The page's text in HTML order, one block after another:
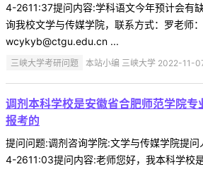
4-2611:37提问内容:学科语文今年预计会有
询我校文学与传媒学院，联系方式：罗老师
wcykyb@ctgu.edu.cn ...
三峡大学考研问题 本站小编 三峡大学 2022-11-
调剂本科学校是安徽省合肥师范学院专
报考的
提问问题:调剂咨询学院:文学与传媒学院提
4-2611:03提问内容:老师您好，我本科学校